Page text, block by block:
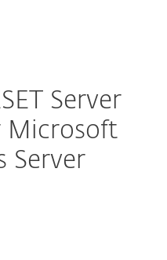
Server
Microsoft
Server